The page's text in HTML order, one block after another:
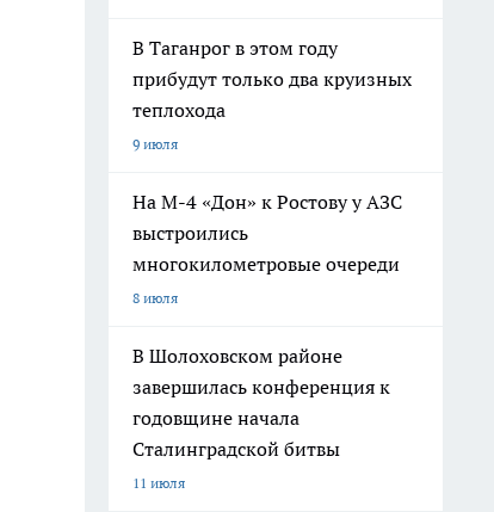
В Таганрог в этом году
прибудут только два круизных
теплохода
9 июля
На М-4 «Дон» к Ростову у АЗС
выстроились
многокилометровые очереди
8 июля
В Шолоховском районе
завершилась конференция к
годовщине начала
Сталинградской битвы
11 июля